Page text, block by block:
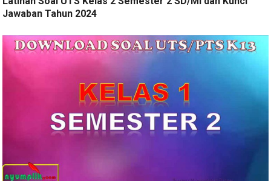
Jawaban Tahun 2024